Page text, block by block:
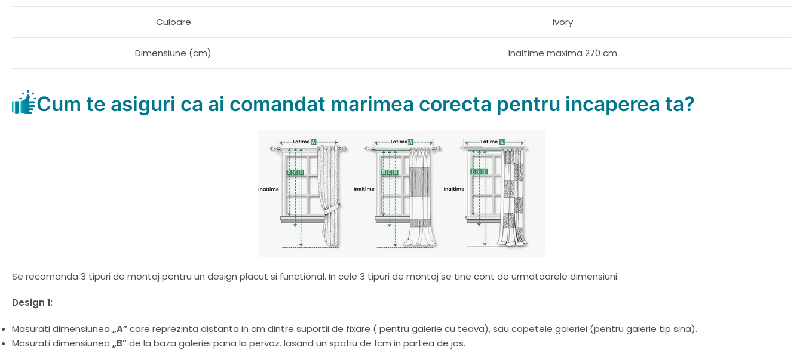
Culoare Ivory
Dimensiune (cm) Inaltime maxima 270 cm
Cum te asiguri ca ai comandat marimea corecta pentru incaperea ta?
Se recomanda 3 tipuri de montaj pentru un design placut si functional. In cele 3 tipuri de montaj se tine cont de urmatoarele dimensiuni:
Design 1:
Masurati dimensiunea „A”care reprezinta distanta in cm dintre suportii de fixare ( pentru galerie cu teava), sau capetele galeriei (pentru galerie tip sina).
Masurati dimensiunea „B”de la baza galeriei pana la pervaz. lasand un spatiu de 1cm in partea de jos.